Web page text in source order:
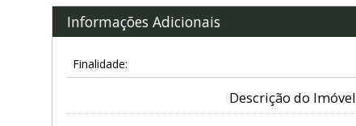
Informações Adicionais
Finalidade:
Descrição do Imóvel